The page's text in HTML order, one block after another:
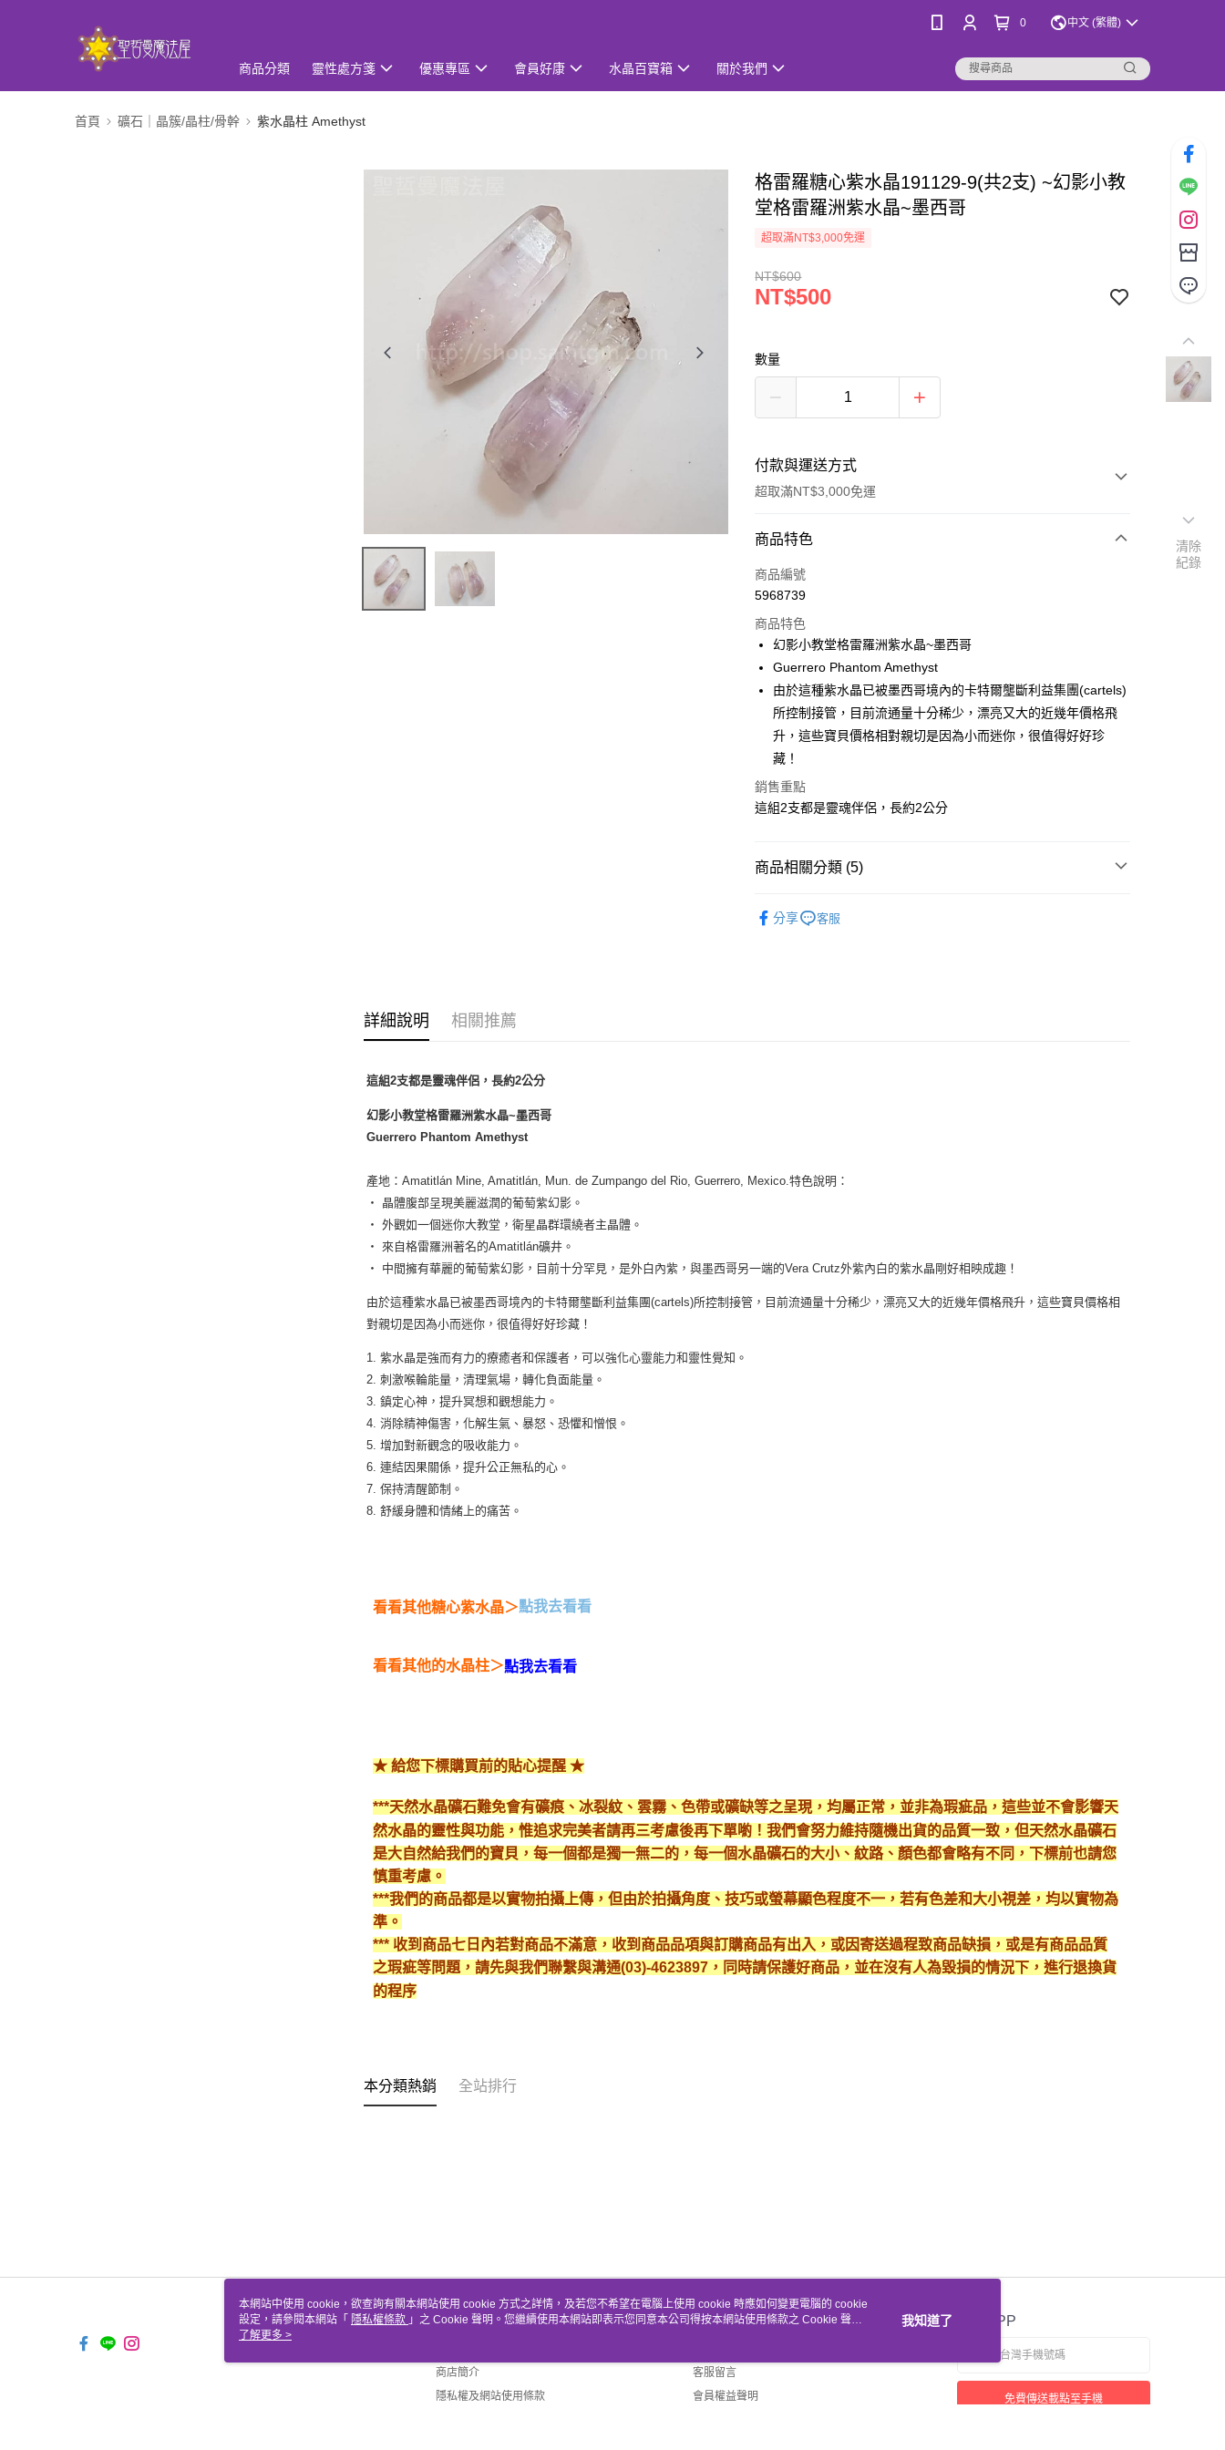
0 中文 (繁體)
商品分類 靈性處方箋 優惠專區 會員好康 水晶百寶箱 關於我們
首頁 礦石｜晶簇/晶柱/骨幹 紫水晶柱 Amethyst
格雷羅糖心紫水晶191129-9(共2支) ~幻影小教
堂格雷羅洲紫水晶~墨西哥
超取滿NT$3,000免運
NT$600
NT$500
數量
付款與運送方式
超取滿NT$3,000免運
付款方式
信用卡一次付款
LINE Pay
Apple Pay
街口支付
悠遊付
全家取貨付款
7-11取貨付款
商品特色
商品編號
5968739
商品特色
幻影小教堂格雷羅洲紫水晶~墨西哥
Guerrero Phantom Amethyst
由於這種紫水晶已被墨西哥境內的卡特爾壟斷利益集團(cartels)
所控制接管，目前流通量十分稀少，漂亮又大的近幾年價格飛
升，這些寶貝價格相對親切是因為小而迷你，很值得好好珍
藏！
銷售重點
這組2支都是靈魂伴侶，長約2公分
商品相關分類 (5)
分享 客服
詳細說明 相關推薦
這組2支都是靈魂伴侶，長約2公分
幻影小教堂格雷羅洲紫水晶~墨西哥
Guerrero Phantom Amethyst
產地：Amatitlán Mine, Amatitlán, Mun. de Zumpango del Rio, Guerrero, Mexico.特色說明：
‧ 晶體腹部呈現美麗滋潤的葡萄紫幻影。
‧ 外觀如一個迷你大教堂，衛星晶群環繞者主晶體。
‧ 來自格雷羅洲著名的Amatitlán礦井。
‧ 中間擁有華麗的葡萄紫幻影，目前十分罕見，是外白內紫，與墨西哥另一端的Vera Crutz外紫內白的紫水晶剛好相映成趣！
由於這種紫水晶已被墨西哥境內的卡特爾壟斷利益集團(cartels)所控制接管，目前流通量十分稀少，漂亮又大的近幾年價格飛升，這些寶貝價格相
對親切是因為小而迷你，很值得好好珍藏！
1. 紫水晶是強而有力的療癒者和保護者，可以強化心靈能力和靈性覺知。
2. 刺激喉輪能量，清理氣場，轉化負面能量。
3. 鎮定心神，提升冥想和觀想能力。
4. 消除精神傷害，化解生氣、暴怒、恐懼和憎恨。
5. 增加對新觀念的吸收能力。
6. 連結因果關係，提升公正無私的心。
7. 保持清醒節制。
8. 舒緩身體和情緒上的痛苦。
看看其他糖心紫水晶＞點我去看看
看看其他的水晶柱＞點我去看看
★ 給您下標購買前的貼心提醒 ★
***天然水晶礦石難免會有礦痕、冰裂紋、雲霧、色帶或礦缺等之呈現，均屬正常，並非為瑕疵品，這些並不會影響天
然水晶的靈性與功能，惟追求完美者請再三考慮後再下單喲！我們會努力維持隨機出貨的品質一致，但天然水晶礦石
是大自然給我們的寶貝，每一個都是獨一無二的，每一個水晶礦石的大小、紋路、顏色都會略有不同，下標前也請您
慎重考慮。
***我們的商品都是以實物拍攝上傳，但由於拍攝角度、技巧或螢幕顯色程度不一，若有色差和大小視差，均以實物為
準。
*** 收到商品七日內若對商品不滿意，收到商品品項與訂購商品有出入，或因寄送過程致商品缺損，或是有商品品質
之瑕疵等問題，請先與我們聯繫與溝通(03)-4623897，同時請保護好商品，並在沒有人為毀損的情況下，進行退換貨
的程序
本分類熱銷 全站排行
關於我們
商店簡介
隱私權及網站使用條款
客服資訊
客服留言
會員權益聲明
官方APP
免費傳送載點至手機
清除
紀錄
本網站中使用 cookie，欲查詢有關本網站使用 cookie 方式之詳情，及若您不希望在電腦上使用 cookie 時應如何變更電腦的 cookie
設定，請參閱本網站「 隱私權條款 」之 Cookie 聲明。您繼續使用本網站即表示您同意本公司得按本網站使用條款之 Cookie 聲明
使用 cookie。
了解更多 >
我知道了